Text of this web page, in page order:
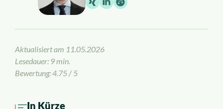
Ausländerrecht
Sozialrecht
Insolvenzrecht
Aktualisiert am 11.05.2026
Lesedauer: 9 min.
Bewertung: 4.75 / 5
In Kürze